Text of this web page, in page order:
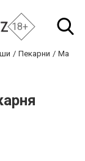
18+
Пекарни
Ma